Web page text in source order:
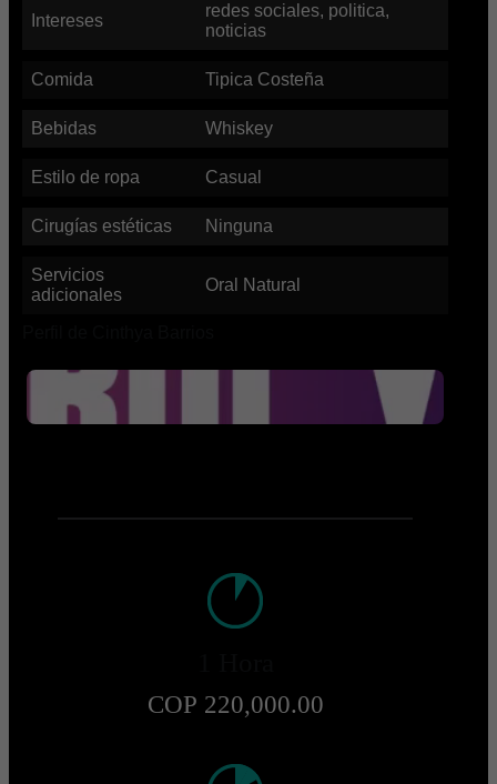
Intereses
redes sociales, politica,
noticias
Comida Tipica Costeña
Bebidas Whiskey
Estilo de ropa Casual
Cirugías estéticas Ninguna
Servicios
adicionales
Oral Natural
COP 220,000.00